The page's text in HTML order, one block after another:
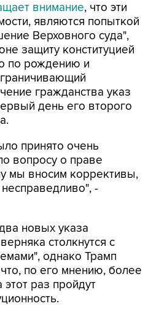
внимание, что эти
являются попыткой
Верховного суда",
защиту конституцией
по рождению и
гражданства указ
день его второго
принято очень
вопросу о праве
мы вносим коррективы,
-
новых указа
столкнутся с
однако Трамп
по его мнению, более
раз пройдут